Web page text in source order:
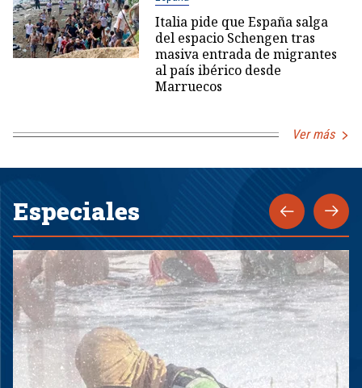
Italia pide que España salga
del espacio Schengen tras
masiva entrada de migrantes
al país ibérico desde
Marruecos
Ver más
Especiales